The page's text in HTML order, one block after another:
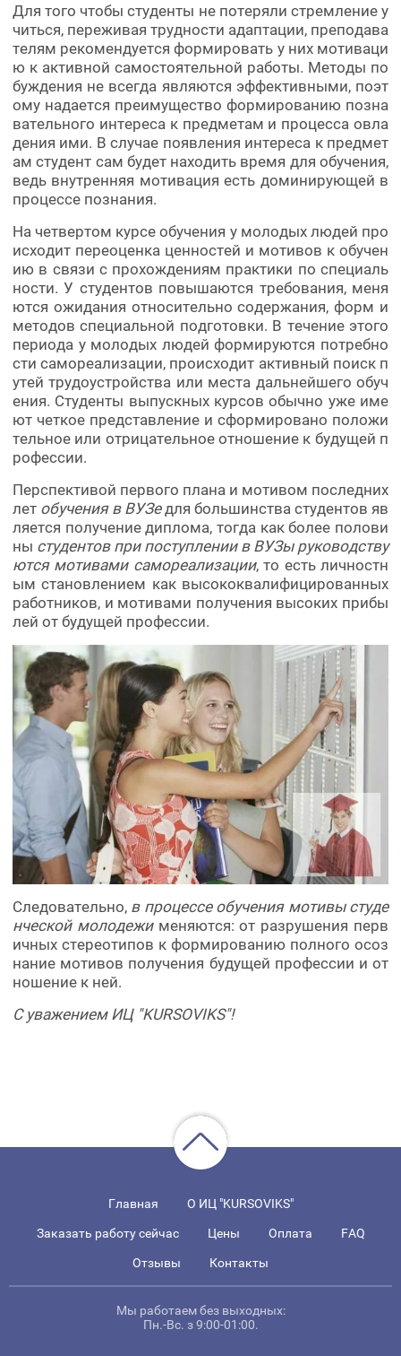
Для того чтобы студенты не потеряли стремление у
читься, переживая трудности адаптации, преподава
телям рекомендуется формировать у них мотиваци
ю к активной самостоятельной работы. Методы по
буждения не всегда являются эффективными, поэт
ому надается преимущество формированию позна
вательного интереса к предметам и процесса овла
дения ими. В случае появления интереса к предмет
ам студент сам будет находить время для обучения,
ведь внутренняя мотивация есть доминирующей в
процессе познания.
На четвертом курсе обучения у молодых людей про
исходит переоценка ценностей и мотивов к обучен
ию в связи с прохождениям практики по специаль
ности. У студентов повышаются требования, меня
ются ожидания относительно содержания, форм и
методов специальной подготовки. В течение этого
периода у молодых людей формируются потребно
сти самореализации, происходит активный поиск п
утей трудоустройства или места дальнейшего обуч
ения. Студенты выпускных курсов обычно уже име
ют четкое представление и сформировано положи
тельное или отрицательное отношение к будущей п
рофессии.
Перспективой первого плана и мотивом последних
лет обучения в ВУЗедля большинства студентов яв
ляется получение диплома, тогда как более полови
ны студентов при поступлении в ВУЗы руководству
ются мотивами самореализации, то есть личностн
ым становлением как высококвалифицированных
работников, и мотивами получения высоких прибы
лей от будущей профессии.
Следовательно, в процессе обучения мотивы студе
нческой молодежименяются: от разрушения перв
ичных стереотипов к формированию полного осоз
нание мотивов получения будущей профессии и от
ношение к ней.
С уважением ИЦ "KURSOVIKS"!
Главная О ИЦ "KURSOVIKS"
Заказать работу сейчас Цены Оплата FAQ
Отзывы Контакты
Мы работаем без выходных:
Пн.-Вс. з 9:00-01:00.